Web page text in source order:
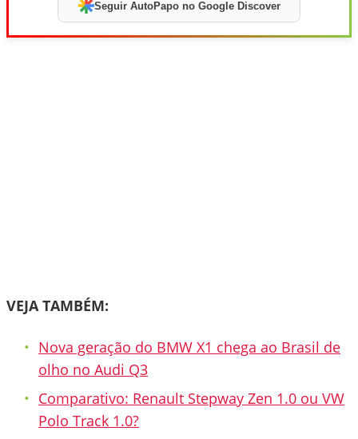
Seguir AutoPapo no Google Discover
VEJA TAMBÉM:
Nova geração do BMW X1 chega ao Brasil de
olho no Audi Q3
Comparativo: Renault Stepway Zen 1.0 ou VW
Polo Track 1.0?